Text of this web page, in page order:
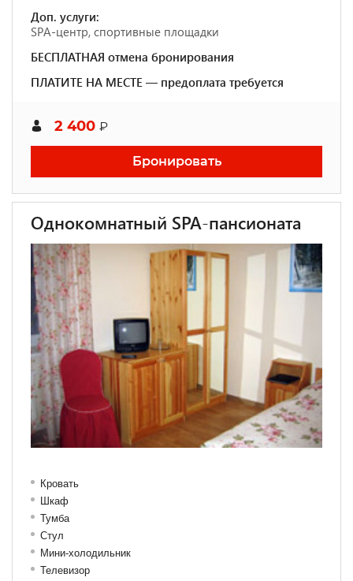
Доп. услуги:
SPA-центр, спортивные площадки
БЕСПЛАТНАЯ отмена бронирования
ПЛАТИТЕ НА МЕСТЕ — предоплата требуется
2 400 ₽
Бронировать
Однокомнатный SPA-пансионата
Кровать
Шкаф
Тумба
Стул
Мини-холодильник
Телевизор